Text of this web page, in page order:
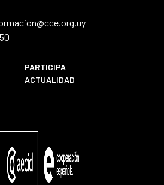
PARTICIPA
ACTUALIDAD